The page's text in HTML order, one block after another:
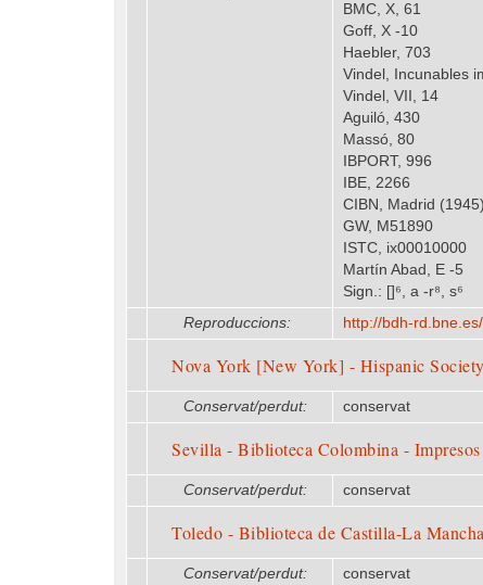
BMC, X, 61
Goff, X -10
Haebler, 703
Vindel, Incunables
Vindel, VII, 14
Aguiló, 430
Massó, 80
IBPORT, 996
IBE, 2266
CIBN, Madrid
GW, M51890
ISTC, ix00010000
Martín Abad, E -5
Sign.: []⁶, a -r⁸, s⁶
Reproduccions:
http:/​/​bdh-
Nova York [New York] - Hispanic
Conservat/perdut: conservat
Sevilla - Biblioteca Colombina - Impresos
Conservat/perdut: conservat
Toledo - Biblioteca de Castilla-La Mancha
Conservat/perdut: conservat